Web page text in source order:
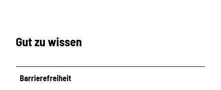
Gut zu wissen
Barrierefreiheit